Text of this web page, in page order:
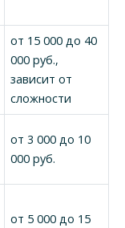
от 15 000 до 40
000 руб.,
зависит от
сложности
от 3 000 до 10
000 руб.
от 5 000 до 15